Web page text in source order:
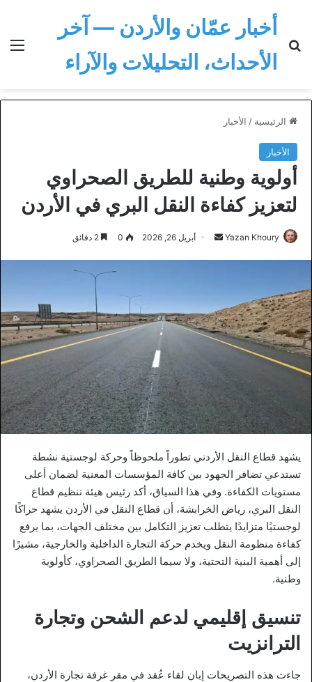
أخبار عمّان والأردن — آخر
الأحداث، التحليلات والآراء
الرئيسية / الأخبار
الأخبار
أولوية وطنية للطريق الصحراوي
لتعزيز كفاءة النقل البري في الأردن
Yazan Khoury
أرسل أبريل 26, 2026 0
يشهد قطاع النقل الأردني تطوراً ملحوظاً وحركة لوجستية نشطة
تستدعي تضافر الجهود بين كافة المؤسسات المعنية لضمان أعلى
مستويات الكفاءة. وفي هذا السياق، أكد رئيس هيئة تنظيم قطاع
النقل البري، رياض الخرابشة، أن قطاع النقل في الأردن يشهد حراكًا
لوجستيًا متزايدًا يتطلب تعزيز التكامل بين مختلف الجهات، بما يرفع
كفاءة منظومة النقل ويخدم حركة التجارة الداخلية والخارجية، مشيرًا
إلى أهمية البنية التحتية، ولا سيما الطريق الصحراوي، كأولوية
وطنية.
تنسيق إقليمي لدعم الشحن وتجارة
الترانزيت
جاءت هذه التصريحات إبان لقاء عُقد في مقر غرفة تجارة الأردن،